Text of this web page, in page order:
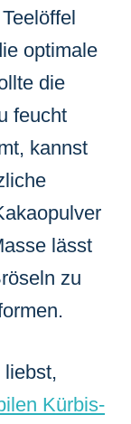
optimale
die
feucht
kannst
lässt
zu
Kürbis-